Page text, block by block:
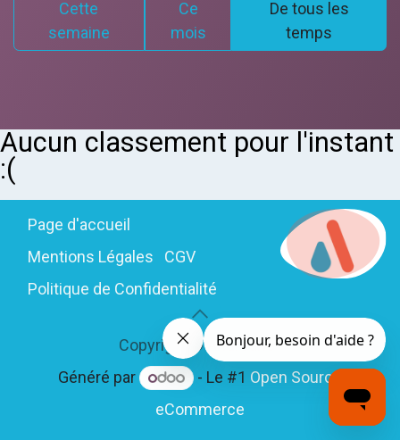
Cette
semaine
Ce
mois
De tous les
temps
Aucun classement pour l'instant
:(
Page d'accueil
Mentions Légales
CGV
Politique de Confidentialité
Copyright © Andreane
Généré par
- Le #1 Open Source
eCommerce